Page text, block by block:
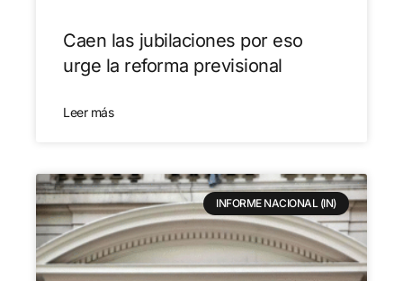
Caen las jubilaciones por eso
urge la reforma previsional
Leer más
INFORME NACIONAL (IN)